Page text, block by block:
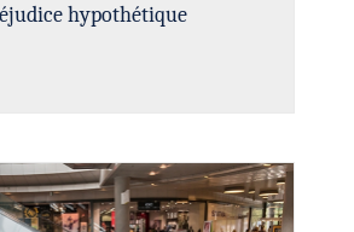
hypothétique